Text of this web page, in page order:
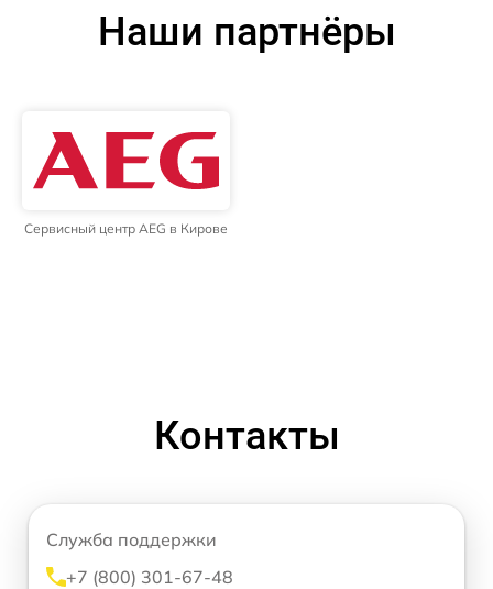
Наши партнёры
Сервисный центр AEG в Кирове
Контакты
Служба поддержки
+7 (800) 301-67-48